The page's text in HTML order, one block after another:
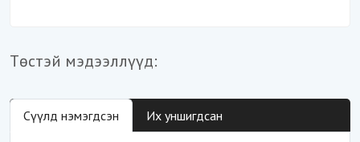
Төстэй мэдээллүүд:
Сүүлд нэмэгдсэн Их уншигдсан